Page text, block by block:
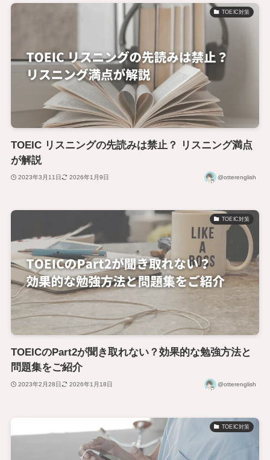
TOEIC対策
TOEIC リスニングの先読みは禁止？ リスニング満点
が解説
2023年3月11日 2026年1月9日 @otterenglish
TOEIC対策
TOEICのPart2が聞き取れない？効果的な勉強方法と
問題集をご紹介
2023年2月28日 2026年1月18日 @otterenglish
TOEIC対策